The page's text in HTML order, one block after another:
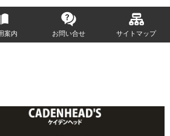
案内 お問い合せ サイトマップ